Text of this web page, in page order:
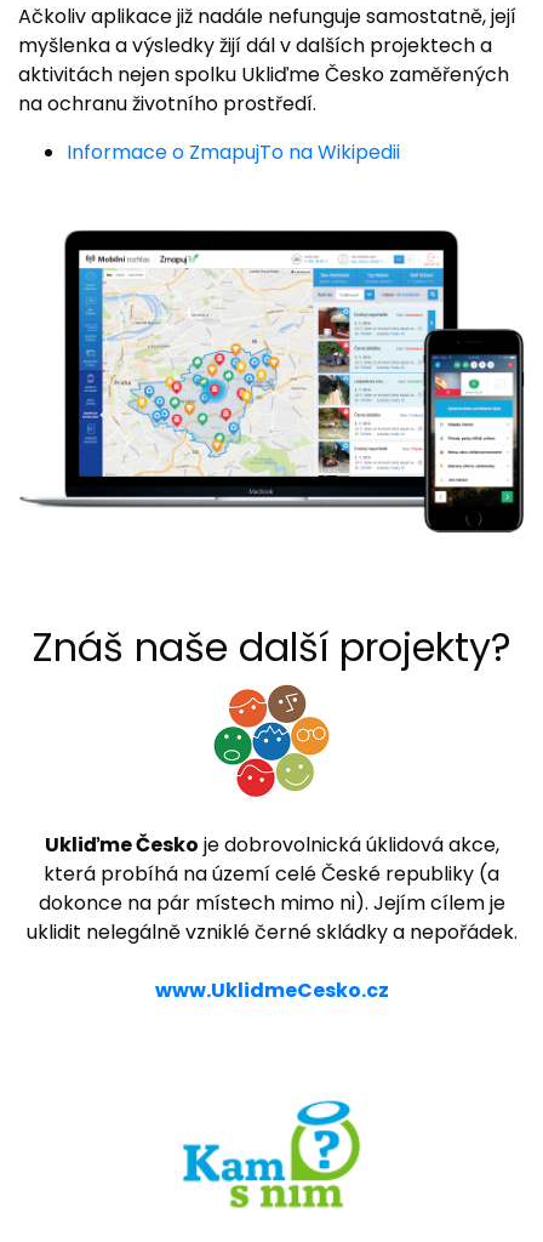
Ačkoliv aplikace již nadále nefunguje samostatně, její
myšlenka a výsledky žijí dál v dalších projektech a
aktivitách nejen spolku Ukliďme Česko zaměřených
na ochranu životního prostředí.
Informace o ZmapujTo na Wikipedii
Znáš naše další projekty?
Ukliďme Česko je dobrovolnická úklidová akce,
která probíhá na území celé České republiky (a
dokonce na pár místech mimo ni). Jejím cílem je
uklidit nelegálně vzniklé černé skládky a nepořádek.
www.UklidmeCesko.cz